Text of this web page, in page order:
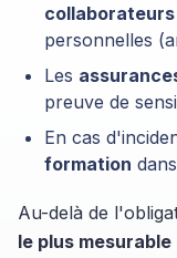
collaborateurs
personnelles
Les
preuve de
En cas
formation
Au-delà de
le plus mesurable